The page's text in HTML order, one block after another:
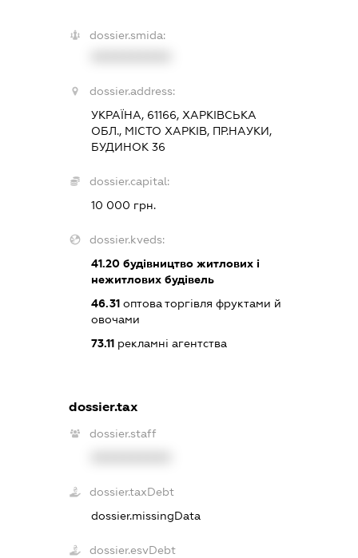
dossier.smida:
dossier.address:
УКРАЇНА, 61166, ХАРКІВСЬКА
ОБЛ., МІСТО ХАРКІВ, ПР.НАУКИ,
БУДИНОК 36
dossier.capital:
10 000 грн.
dossier.kveds:
41.20будівництво житлових і
нежитлових будівель
46.31оптова торгівля фруктами й
овочами
73.11рекламні агентства
dossier.tax
dossier.staff
dossier.taxDebt
dossier.missingData
dossier.esvDebt